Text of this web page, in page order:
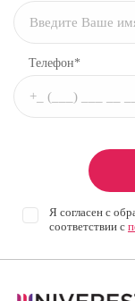
Телефон*
Я согласен с
соответствии с